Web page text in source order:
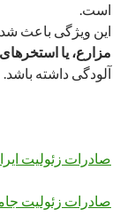
است.
این ویژگی باعث
مزارع، یا
آلودگی داشته باشد.
صادرات زئولیت
صادرات زئولیت